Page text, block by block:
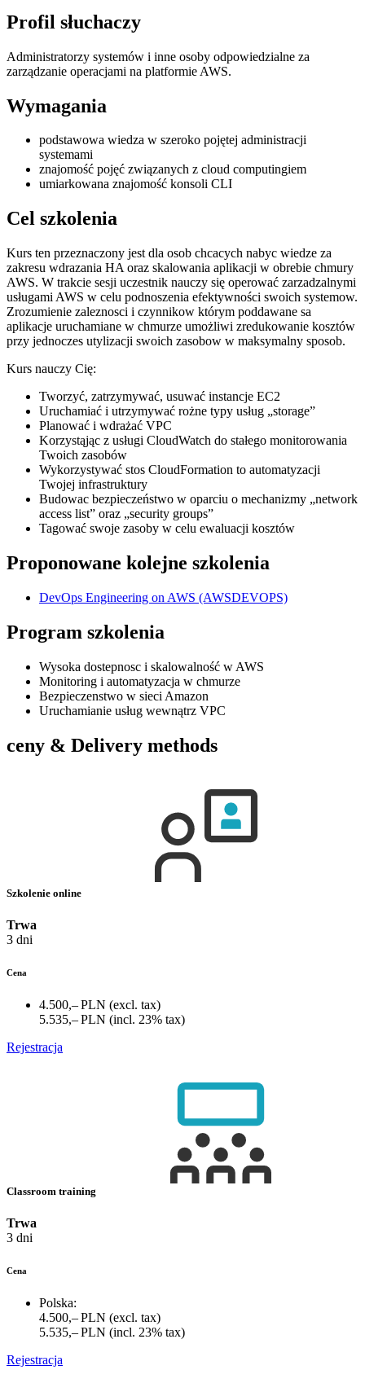
Profil słuchaczy
Administratorzy systemów i inne osoby odpowiedzialne za
zarządzanie operacjami na platformie AWS.
Wymagania
podstawowa wiedza w szeroko pojętej administracji
systemami
znajomość pojęć związanych z cloud computingiem
umiarkowana znajomość konsoli CLI
Cel szkolenia
Kurs ten przeznaczony jest dla osob chcacych nabyc wiedze za
zakresu wdrazania HA oraz skalowania aplikacji w obrebie chmury
AWS. W trakcie sesji uczestnik nauczy się operować zarzadzalnymi
usługami AWS w celu podnoszenia efektywności swoich systemow.
Zrozumienie zaleznosci i czynnikow którym poddawane sa
aplikacje uruchamiane w chmurze umożliwi zredukowanie kosztów
przy jednoczes utylizacji swoich zasobow w maksymalny sposob.
Kurs nauczy Cię:
Tworzyć, zatrzymywać, usuwać instancje EC2
Uruchamiać i utrzymywać rożne typy usług „storage”
Planować i wdrażać VPC
Korzystąjąc z usługi CloudWatch do stałego monitorowania
Twoich zasobów
Wykorzystywać stos CloudFormation to automatyzacji
Twojej infrastruktury
Budowac bezpieczeństwo w oparciu o mechanizmy „network
access list” oraz „security groups”
Tagować swoje zasoby w celu ewaluacji kosztów
Proponowane kolejne szkolenia
DevOps Engineering on AWS (AWSDEVOPS)
Program szkolenia
Wysoka dostepnosc i skalowalność w AWS
Monitoring i automatyzacja w chmurze
Bezpieczenstwo w sieci Amazon
Uruchamianie usług wewnątrz VPC
ceny & Delivery methods
Szkolenie online
Trwa
3 dni
Cena
4.500,– PLN (excl. tax)
5.535,– PLN (incl. 23% tax)
Rejestracja
Classroom training
Trwa
3 dni
Cena
Polska:
4.500,– PLN (excl. tax)
5.535,– PLN (incl. 23% tax)
Rejestracja